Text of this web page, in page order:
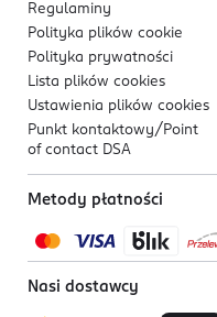
Regulaminy
Polityka plików cookie
Polityka prywatności
Lista plików cookies
Ustawienia plików cookies
Punkt kontaktowy/ Point
of contact DSA
Metody płatności
Nasi dostawcy